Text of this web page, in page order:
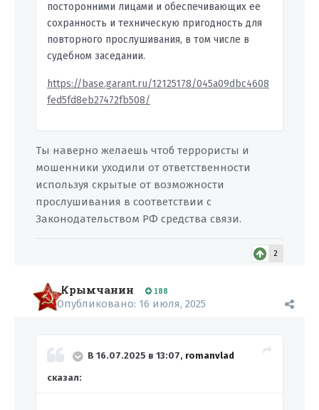
посторонними лицами и обеспечивающих ее
сохранность и техническую пригодность для
повторного прослушивания, в том числе в
судебном заседании.
https://base.garant.ru/12125178/045a09dbc4608
fed5fd8eb27472fb508/
Ты наверно желаешь чтоб террористы и
мошенники уходили от ответственности
используя скрытые от возможности
прослушивания в соответствии с
Законодательством РФ средства связи.
2
Крымчанин 188
Опубликовано: 16 июля, 2025
В 16.07.2025 в 13:07, romanvlad
сказал: